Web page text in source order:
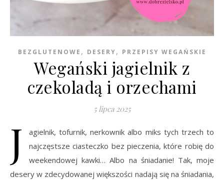
BEZGLUTENOWE , DESERY, PRZEPISY WEGAŃSKIE
Wegański jagielnik z
czekoladą i orzechami
5 lipca 2025
J
agielnik, tofurnik, nerkownik albo miks tych trzech to
najczęstsze ciasteczko bez pieczenia, które robię do
weekendowej kawki… Albo na śniadanie! Tak, moje
desery w zdecydowanej większości nadają się na śniadania,